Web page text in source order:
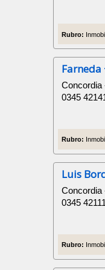
Rubro:
Concordia
0345
Rubro:
Luis
Concordia
0345
Rubro: